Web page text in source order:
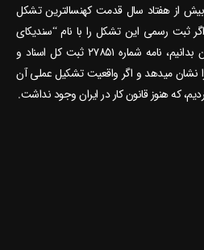
شناخته می‎ شود با بیش از هفتاد سال قدمت کهنسال‎ترین تشکل
ثبت رسمی این تشکل را با نام “سندیکای
شرکتهای ساختمانی” تولد اسمی آن بدانیم، نامه شماره ۲۷۸۵۱ ثبت کل اسناد و
املاک تاریخ ۱۱ اسفند ۱۳۲۶ ه.ش را نشان می‎دهد و اگر واقعیت تشکیل عملی آن
که هنوز قانون کار در ایران وجود نداشت.